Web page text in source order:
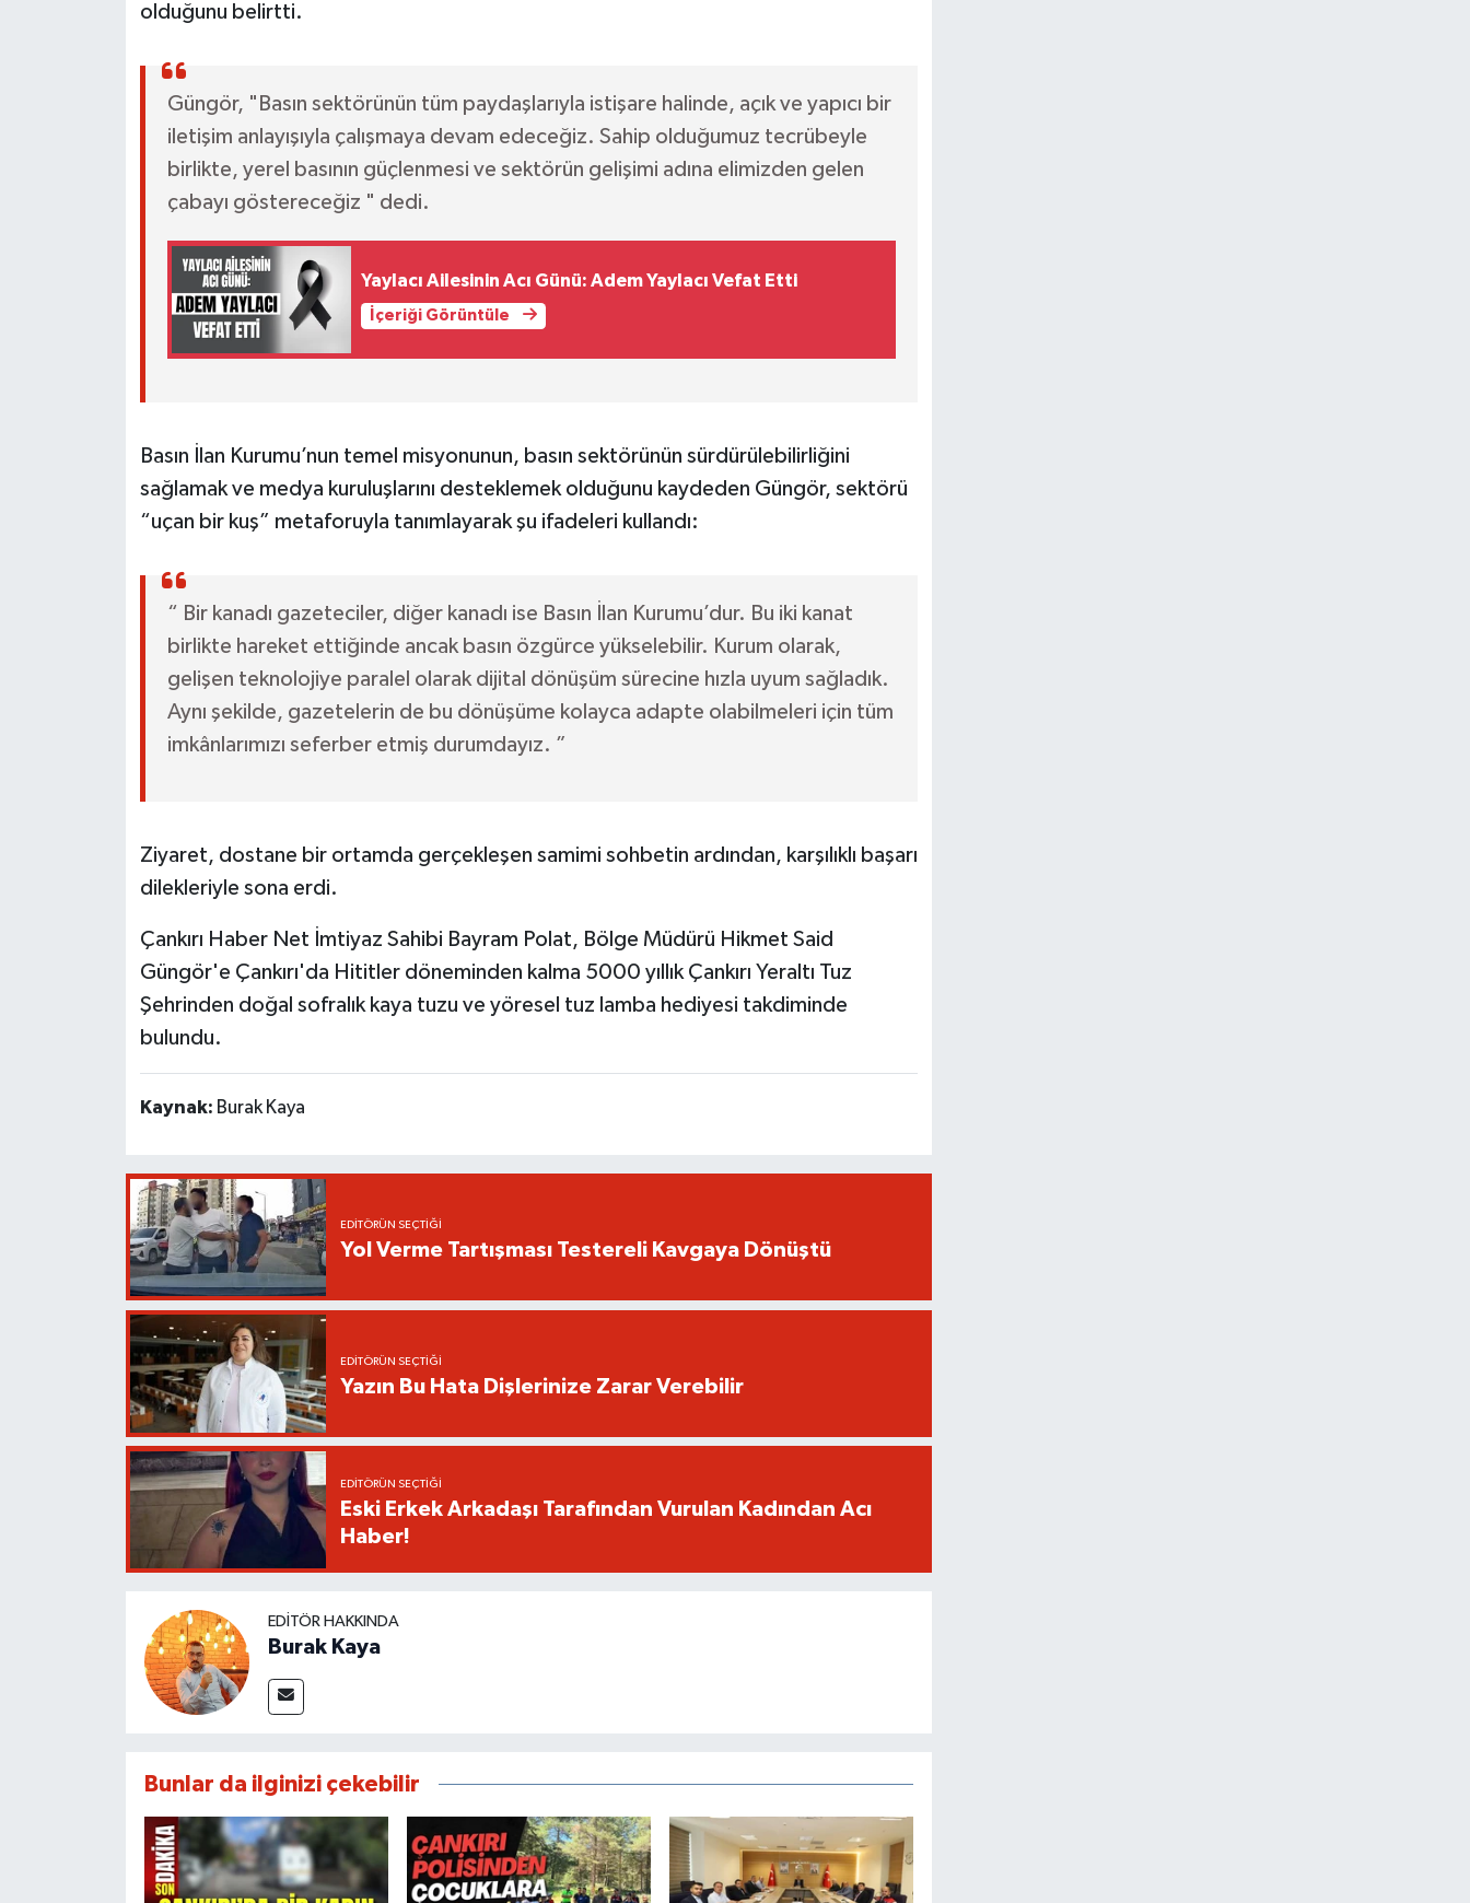
olduğunu belirtti.
Güngör, "Basın sektörünün tüm paydaşlarıyla istişare halinde, açık ve yapıcı bir
iletişim anlayışıyla çalışmaya devam edeceğiz. Sahip olduğumuz tecrübeyle
birlikte, yerel basının güçlenmesi ve sektörün gelişimi adına elimizden gelen
çabayı göstereceğiz " dedi.
Yaylacı Ailesinin Acı Günü: Adem Yaylacı Vefat Etti
İçeriği Görüntüle
Basın İlan Kurumu’nun temel misyonunun, basın sektörünün sürdürülebilirliğini
sağlamak ve medya kuruluşlarını desteklemek olduğunu kaydeden Güngör, sektörü
“uçan bir kuş” metaforuyla tanımlayarak şu ifadeleri kullandı:
“ Bir kanadı gazeteciler, diğer kanadı ise Basın İlan Kurumu’dur. Bu iki kanat
birlikte hareket ettiğinde ancak basın özgürce yükselebilir. Kurum olarak,
gelişen teknolojiye paralel olarak dijital dönüşüm sürecine hızla uyum sağladık.
Aynı şekilde, gazetelerin de bu dönüşüme kolayca adapte olabilmeleri için tüm
imkânlarımızı seferber etmiş durumdayız. ”
Ziyaret, dostane bir ortamda gerçekleşen samimi sohbetin ardından, karşılıklı başarı
dilekleriyle sona erdi.
Çankırı Haber Net İmtiyaz Sahibi Bayram Polat, Bölge Müdürü Hikmet Said
Güngör'e Çankırı'da Hititler döneminden kalma 5000 yıllık Çankırı Yeraltı Tuz
Şehrinden doğal sofralık kaya tuzu ve yöresel tuz lamba hediyesi takdiminde
bulundu.
Kaynak: Burak Kaya
EDITÖRÜN SEÇTIĞI
Yol Verme Tartışması Testereli Kavgaya Dönüştü
EDITÖRÜN SEÇTIĞI
Yazın Bu Hata Dişlerinize Zarar Verebilir
EDITÖRÜN SEÇTIĞI
Eski Erkek Arkadaşı Tarafından Vurulan Kadından Acı
Haber!
EDITÖR HAKKINDA
Burak Kaya
Bunlar da ilginizi çekebilir